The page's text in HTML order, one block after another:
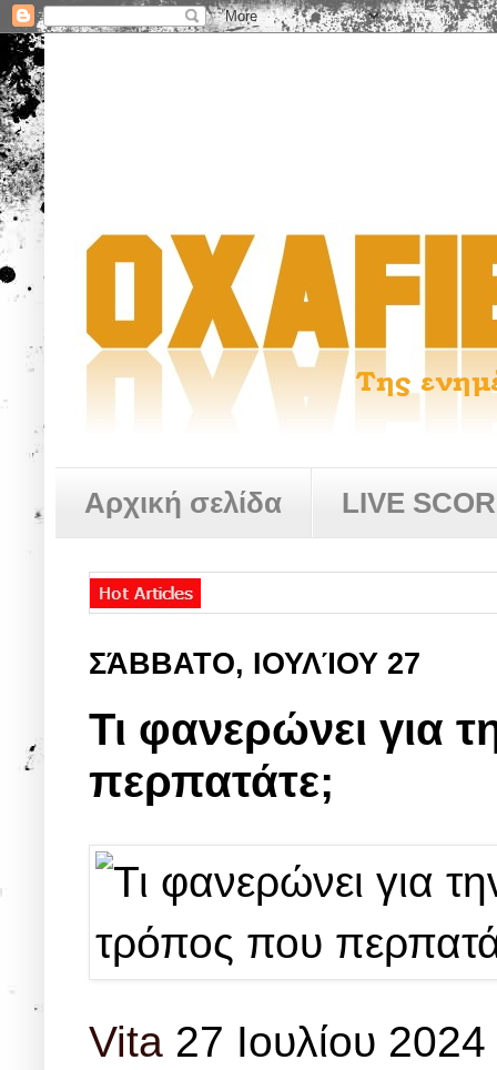
Αρχική σελίδα LIVE
ΣΆΒΒΑΤΟ, ΙΟΥΛΊΟΥ 27
Τι φανερώνει για
περπατάτε;
Vita 27 Ιουλίου 2024